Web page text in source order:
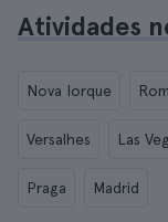
Atividades
Nova Iorque
Versalhes Las
Praga Madrid